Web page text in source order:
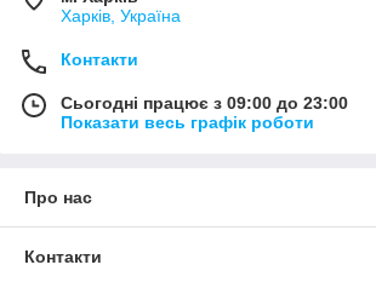
Харків, Україна
Контакти
Сьогодні працює з 09:00 до 23:00
Показати весь графік роботи
Про нас
Контакти